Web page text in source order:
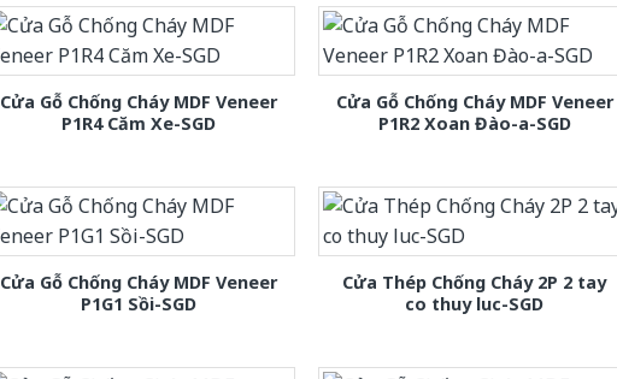
Cửa Gỗ Chống Cháy MDF Veneer
P1R4 Căm Xe-SGD
Cửa Gỗ Chống Cháy MDF Veneer
P1R2 Xoan Đào-a-SGD
Cửa Gỗ Chống Cháy MDF Veneer
P1G1 Sồi-SGD
Cửa Thép Chống Cháy 2P 2 tay
co thuy luc-SGD